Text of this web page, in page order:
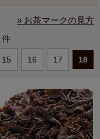
» お茶マークの見方
件
15 16 17 18